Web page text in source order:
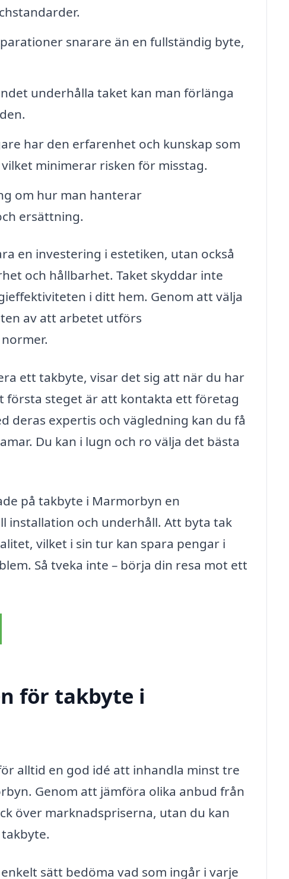
snarare än en fullständig byte,
underhålla taket kan man förlänga
har den erfarenhet och kunskap som
minimerar risken för misstag.
om hur man hanterar
ersättning.
en investering i estetiken, utan också
och hållbarhet. Taket skyddar inte
i ditt hem. Genom att välja
av att arbetet utförs
ett takbyte, visar det sig att när du har
första steget är att kontakta ett företag
deras expertis och vägledning kan du få
Du kan i lugn och ro välja det bästa
på takbyte i Marmorbyn en
installation och underhåll. Att byta tak
vilket i sin tur kan spara pengar i
Så tveka inte – börja din resa mot ett
för takbyte i
alltid en god idé att inhandla minst tre
Genom att jämföra olika anbud från
över marknadspriserna, utan du kan
sätt bedöma vad som ingår i varje